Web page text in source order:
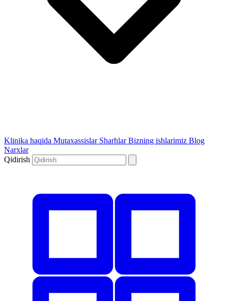
Klinika haqida Mutaxassislar SharhlarBizning ishlarimiz Blog
Narxlar
Qidirish